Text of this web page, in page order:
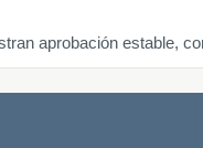
aprobación estable,